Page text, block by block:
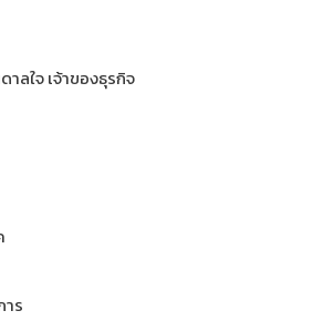
ลใจ เจ้าของธุรกิจ
ร